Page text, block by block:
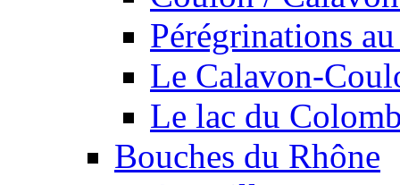
Pérégrinations
Le Calavon-
Le lac du
Bouches du Rhône